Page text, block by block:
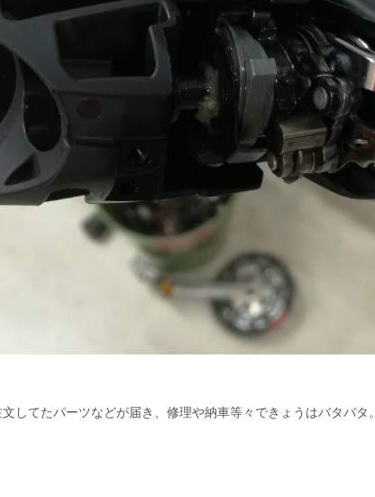
してたパーツなどが届き、修理や納車等々できょうはバタバタ。